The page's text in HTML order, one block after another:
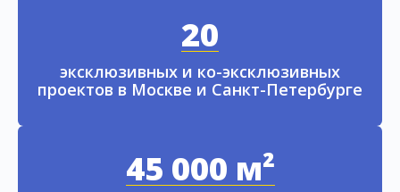
20
эксклюзивных и ко-эксклюзивных
проектов в Москве и Санкт-Петербурге
45 000 м²